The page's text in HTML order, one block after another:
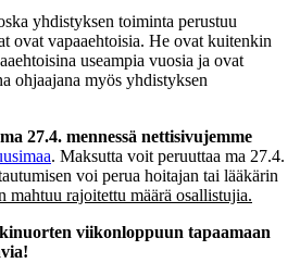
yhdistyksen toiminta perustuu
ovat vapaaehtoisia. He ovat kuitenkin
useampia vuosia ja ovat
ohjaajana myös yhdistyksen
27.4. mennessä nettisivujemme
. Maksutta voit peruuttaa ma 27.4.
voi perua hoitajan tai lääkärin
mahtuu rajoitettu määrä osallistujia.
viikonloppuun tapaamaan